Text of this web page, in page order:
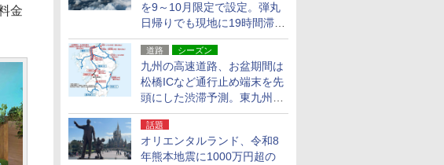
を9～10月限定で設定。弾丸
日帰りでも現地に19時間滞在
できる
道路 シーズン
九州の高速道路、お盆期間は
松橋ICなど通行止め端末を先
頭にした渋滞予測。東九州道
への迂回は料金調整を実施
話題
オリエンタルランド、令和8
年熊本地震に1000万円超の
金